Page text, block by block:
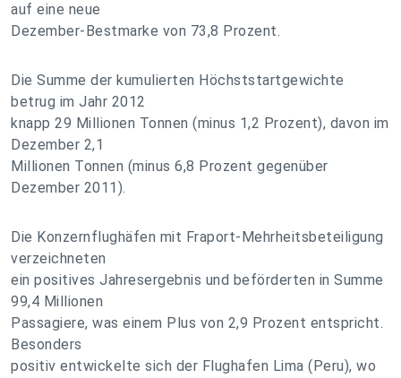
auf eine neue
Dezember-Bestmarke von 73,8 Prozent.
Die Summe der kumulierten Höchststartgewichte
betrug im Jahr 2012
knapp 29 Millionen Tonnen (minus 1,2 Prozent), davon im
Dezember 2,1
Millionen Tonnen (minus 6,8 Prozent gegenüber
Dezember 2011).
Die Konzernflughäfen mit Fraport-Mehrheitsbeteiligung
verzeichneten
ein positives Jahresergebnis und beförderten in Summe
99,4 Millionen
Passagiere, was einem Plus von 2,9 Prozent entspricht.
Besonders
positiv entwickelte sich der Flughafen Lima (Peru), wo